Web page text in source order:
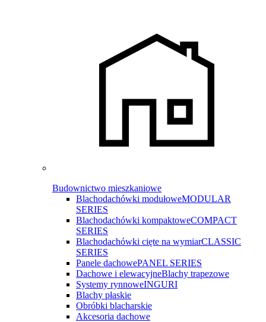
Budownictwo mieszkaniowe
Blachodachówki modułoweMODULAR
SERIES
Blachodachówki kompaktoweCOMPACT
SERIES
Blachodachówki cięte na wymiarCLASSIC
SERIES
Panele dachowePANEL SERIES
Dachowe i elewacyjneBlachy trapezowe
Systemy rynnoweINGURI
Blachy płaskie
Obróbki blacharskie
Akcesoria dachowe